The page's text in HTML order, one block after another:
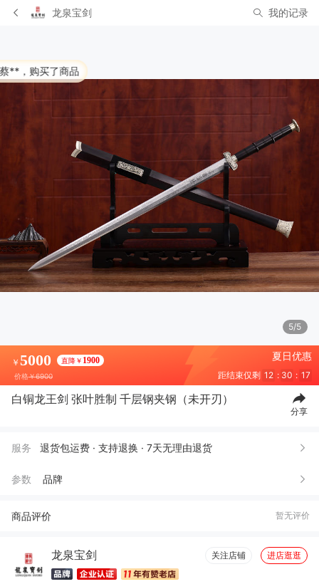
龙泉宝剑 我的记录
5/5
￥ 5000 直降￥ 1900
价格￥6900
夏日优惠
距结束仅剩 12 : 30 : 15
白铜龙王剑 张叶胜制 千层钢夹钢（未开刃）
分享
服务 退货包运费 · 支持退换 · 7天无理由退货
参数 品牌
商品评价 暂无评价
龙泉宝剑 关注店铺 进店逛逛